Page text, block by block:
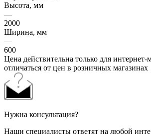
Высота, мм
—
2000
Ширина, мм
—
600
Цена действительна только для
отличаться от цен в розничных магазинах
Нужна консультация?
Наши специалисты ответят на любой